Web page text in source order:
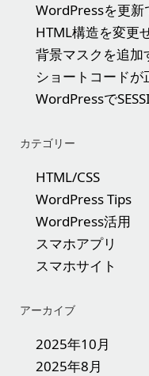
WordPressを更新
HTML構造を変更
背景マスクを追加
ショートコード
WordPressで
カテゴリー
HTML/CSS
WordPress Tips
WordPress活用
スマホアプリ
スマホサイト
アーカイブ
2025年10月
2025年8月